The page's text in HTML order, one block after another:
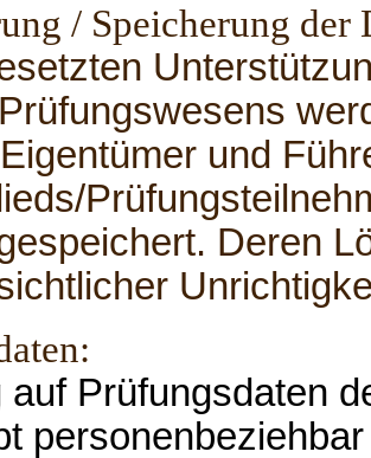
/ Speicherung der
und
Deren
auf Prüfungsdaten